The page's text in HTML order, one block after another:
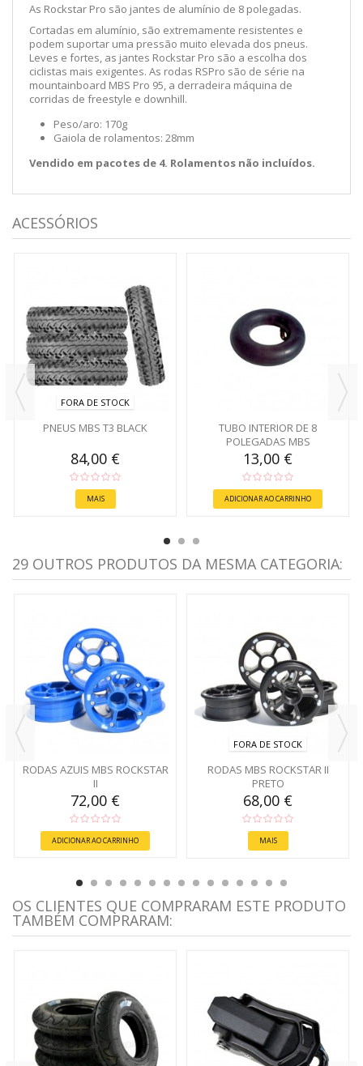
As Rockstar Pro são jantes de alumínio de 8 polegadas.
Cortadas em alumínio, são extremamente resistentes e
podem suportar uma pressão muito elevada dos pneus.
Leves e fortes, as jantes Rockstar Pro são a escolha dos
ciclistas mais exigentes. As rodas RSPro são de série na
mountainboard MBS Pro 95, a derradeira máquina de
corridas de freestyle e downhill.
Peso/aro: 170g
Gaiola de rolamentos: 28mm
Vendido em pacotes de 4. Rolamentos não incluídos.
ACESSÓRIOS
FORA DE STOCK
PNEUS MBS T3 BLACK
84,00 €
MAIS
TUBO INTERIOR DE 8
POLEGADAS MBS
13,00 €
ADICIONAR AO CARRINHO
29 OUTROS PRODUTOS DA MESMA CATEGORIA:
RODAS AZUIS MBS ROCKSTAR
II
72,00 €
ADICIONAR AO CARRINHO
FORA DE STOCK
RODAS MBS ROCKSTAR II
PRETO
68,00 €
MAIS
OS CLIENTES QUE COMPRARAM ESTE PRODUTO
TAMBÉM COMPRARAM: